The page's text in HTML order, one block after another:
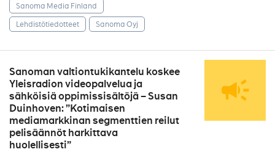
Sanoma Media Finland
Lehdistötiedotteet
Sanoma Oyj
Sanoman valtiontukikantelu koskee
Yleisradion videopalvelua ja
sähköisiä oppimissisältöjä – Susan
Duinhoven: ”Kotimaisen
mediamarkkinan segmenttien reilut
pelisäännöt harkittava
huolellisesti”